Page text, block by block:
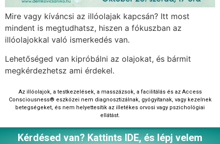
Mire vagy kíváncsi az illóolajak kapcsán? Itt most
mindent is megtudhatsz, hiszen a fókuszban az
illóolajokkal való ismerkedés van.
Lehetőséged van kipróbálni az olajokat, és bármit
megkérdezhetsz ami érdekel.
Az illóolajok, a testkezelések, a masszázsok, a facilitálás és az Access
Consciousness®‎ eszközei nem diagnosztizálnak, gyógyítanak, vagy kezelnek
betegségeket, és nem helyettesítik az illetékes orvosi vagy pszichológiai
ellátást.
Kérdésed van? Kattints IDE, és lépj velem